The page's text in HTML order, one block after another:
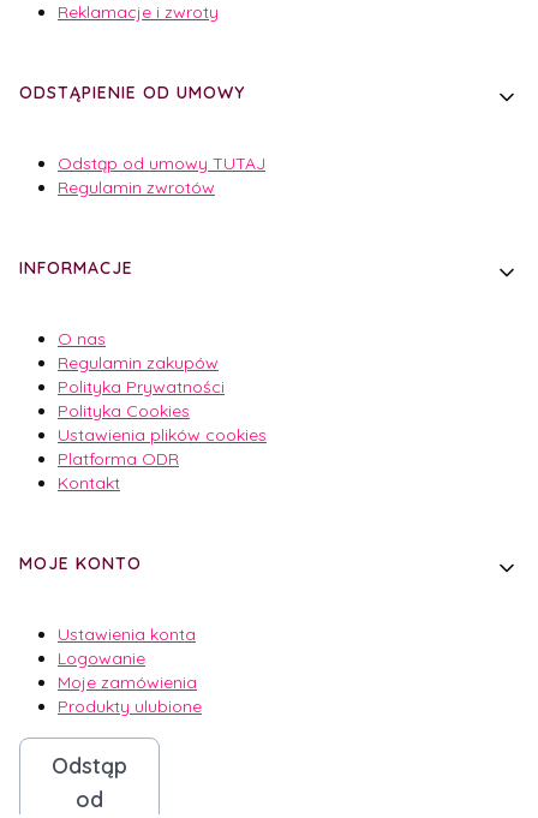
Reklamacje i zwroty
ODSTĄPIENIE OD UMOWY
Odstąp od umowy TUTAJ
Regulamin zwrotów
INFORMACJE
O nas
Regulamin zakupów
Polityka Prywatności
Polityka Cookies
Ustawienia plików cookies
Platforma ODR
Kontakt
MOJE KONTO
Ustawienia konta
Logowanie
Moje zamówienia
Produkty ulubione
Odstąp
od